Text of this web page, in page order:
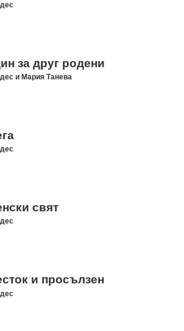
за друг родени
и Мария Танева
свят
и просълзен